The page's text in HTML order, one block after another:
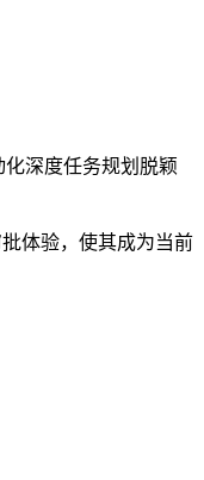
深度任务规划脱颖
体验，使其成为当前